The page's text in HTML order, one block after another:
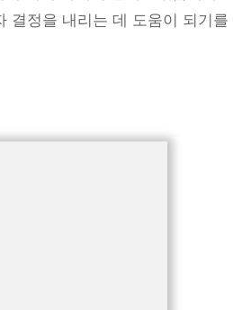
결정을 내리는 데 도움이 되기를